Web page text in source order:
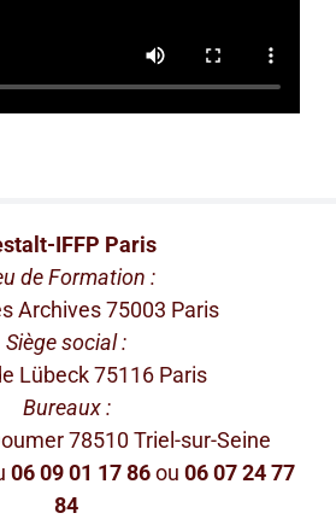
IFFP Paris
de Formation :
Archives 75003 Paris
Siège social :
Lübeck 75116 Paris
Bureaux :
78510 Triel-sur-Seine
06 09 01 17 86ou 06 07 24 77
84